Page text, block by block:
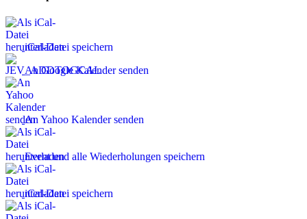
iCal-Datei speichern
An Google Kalender senden
An Yahoo Kalender senden
Event und alle Wiederholungen speichern
iCal-Datei speichern